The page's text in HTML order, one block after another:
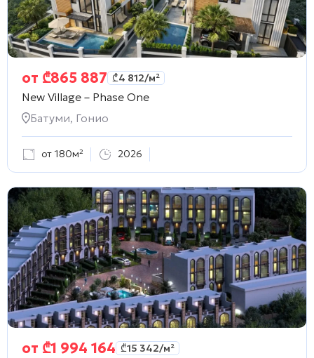
от ₾865 887 ₾4 812/м²
New Village – Phase One
Батуми, Гонио
от 180м² 2026
от ₾1 994 164 ₾15 342/м²